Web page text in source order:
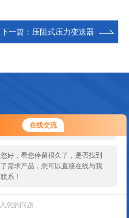
在线交流
您好！欢迎前来咨询，很高兴为您
服务，请问您要咨询什么问题呢？
您好，看您停留很久了，是否找到
了需求产品，您可以直接在线与我
联系！
下一篇： 压阻式压力变送器
扫码加微信